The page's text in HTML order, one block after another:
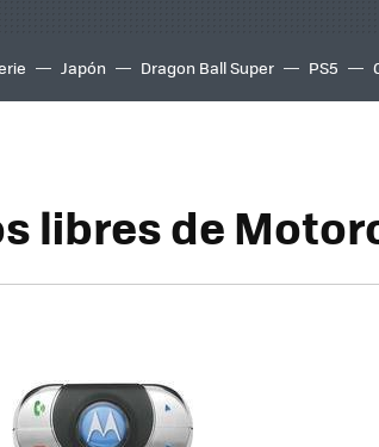
Japón Dragon Ball Super PS5
libres de